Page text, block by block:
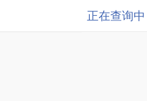
正在查询中